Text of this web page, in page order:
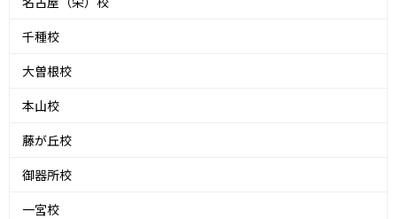
千種校
大曽根校
本山校
藤が丘校
御器所校
一宮校